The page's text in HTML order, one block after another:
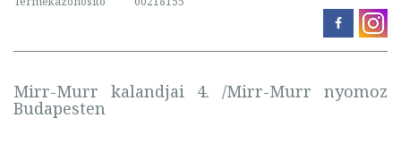
Mirr-Murr kalandjai 4. /Mirr-Murr nyomoz
Budapesten